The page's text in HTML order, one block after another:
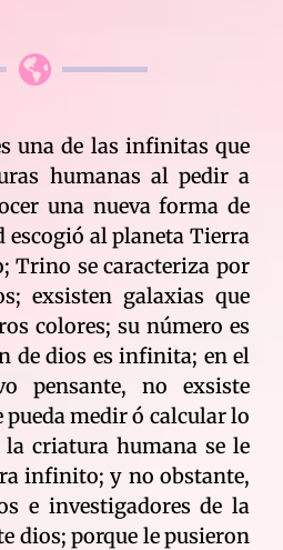
una de las infinitas que
humanas al pedir a
una nueva forma de
escogió al planeta Tierra
Trino se caracteriza por
exsisten galaxias que
colores; su número es
de dios es infinita; en el
pensante, no exsiste
pueda medir ó calcular lo
criatura humana se le
infinito; y no obstante,
e investigadores de la
dios; porque le pusieron